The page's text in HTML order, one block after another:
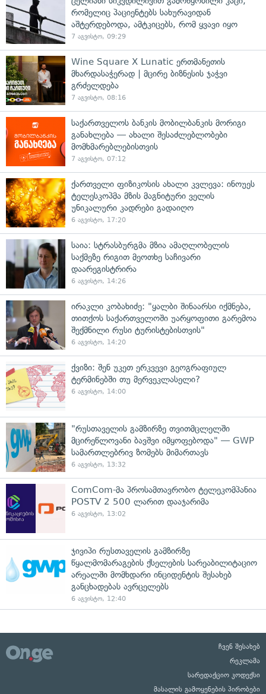
რომელიც პაციენტებს სახურავიდან
აშტერდებოდა, ამტკიცებს, რომ ყვავი იყო
7 აგვისტო, 09:29
Wine Square X Lunatic ერთმანეთის
მხარდასაჭერად | მცირე ბიზნესის ჯაჭვი
გრძელდება
7 აგვისტო, 08:16
საქართველოს ბანკის მობილბანკის მორიგი
განახლება — ახალი შესაძლებლობები
მომხმარებლებისთვის
7 აგვისტო, 07:12
ქართველი ფიზიკოსის ახალი კვლევა: ინოუეს
ტელესკოპმა მზის მაგნიტური ველის
უნიკალური კადრები გადაიღო
6 აგვისტო, 17:20
საია: სტრასბურგმა მზია ამაღლობელის
საქმეზე რიგით მეოთხე საჩივარი
დაარეგისტრირა
6 აგვისტო, 14:26
ირაკლი კობახიძე: "ყალბი შინაარსი იქმნება,
თითქოს საქართველოში უარყოფითი გარემოა
შექმნილი რუსი ტურისტებისთვის"
6 აგვისტო, 14:20
ქვიზი: შენ უკეთ ერკვევი გეოგრაფიულ
ტერმინებში თუ მერვეკლასელი?
6 აგვისტო, 14:00
"რუსთაველის გამზირზე თვითმცლელში
მცირეწლოვანი ბავშვი იმყოფებოდა" — GWP
სამართლებრივ ზომებს მიმართავს
6 აგვისტო, 13:32
ComCom-მა პროსამთავრობო ტელეკომპანია
POSTV 2 500 ლარით დააჯარიმა
6 აგვისტო, 13:02
ჯივიპი რუსთაველის გამზირზე
წყალმომარაგების ქსელების სარეაბილიტაციო
არეალში მომხდარი ინციდენტის შესახებ
განცხადებას ავრცელებს
6 აგვისტო, 12:40
ჩვენ შესახებ
რეკლამა
სარედაქციო კოდექსი
მასალის გამოყენების პირობები